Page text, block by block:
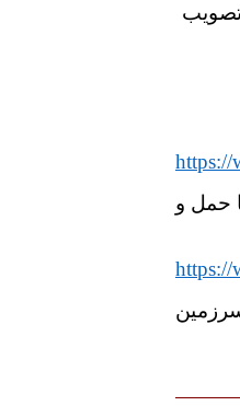
https://
تا حمل و
https://